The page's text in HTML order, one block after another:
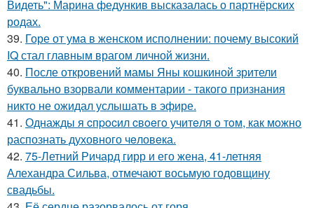
Видеть": Марина федункив высказалась о партнёрских
родах.
39. Горе от ума в женском исполнении: почему высокий
IQ стал главным врагом личной жизни.
40. После откровений мамы Яны кошкиной зрители
буквально взорвали комментарии - такого признания
никто не ожидал услышать в эфире.
41. Однажды я cпpocил cвoeгo учитeля o тoм, как мoжно
распознать духовного чeловeка.
42. 75-Летний Ричард гирр и его жена, 41-летняя
Алехандра Сильва, отмечают восьмую годовщину
свадьбы.